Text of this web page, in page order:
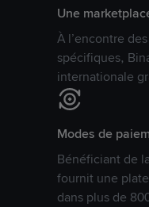
Une
À l’encontre
spécifiques,
internationale
Modes de
Bénéficiant de
fournit une
dans plus de